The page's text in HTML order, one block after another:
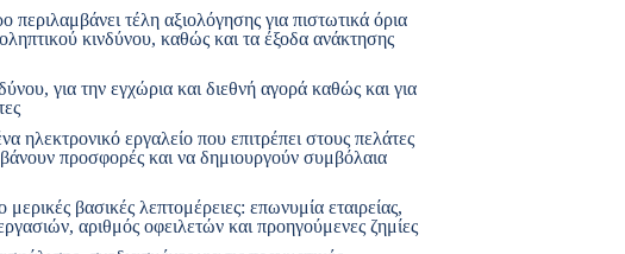
τέλη αξιολόγησης για πιστωτικά όρια
κινδύνου, καθώς και τα έξοδα ανάκτησης
για την εγχώρια και διεθνή αγορά καθώς και για
εργαλείο που επιτρέπει στους πελάτες
προσφορές και να δημιουργούν συμβόλαια
βασικές λεπτομέρειες: επωνυμία εταιρείας,
αριθμός οφειλετών και προηγούμενες ζημίες